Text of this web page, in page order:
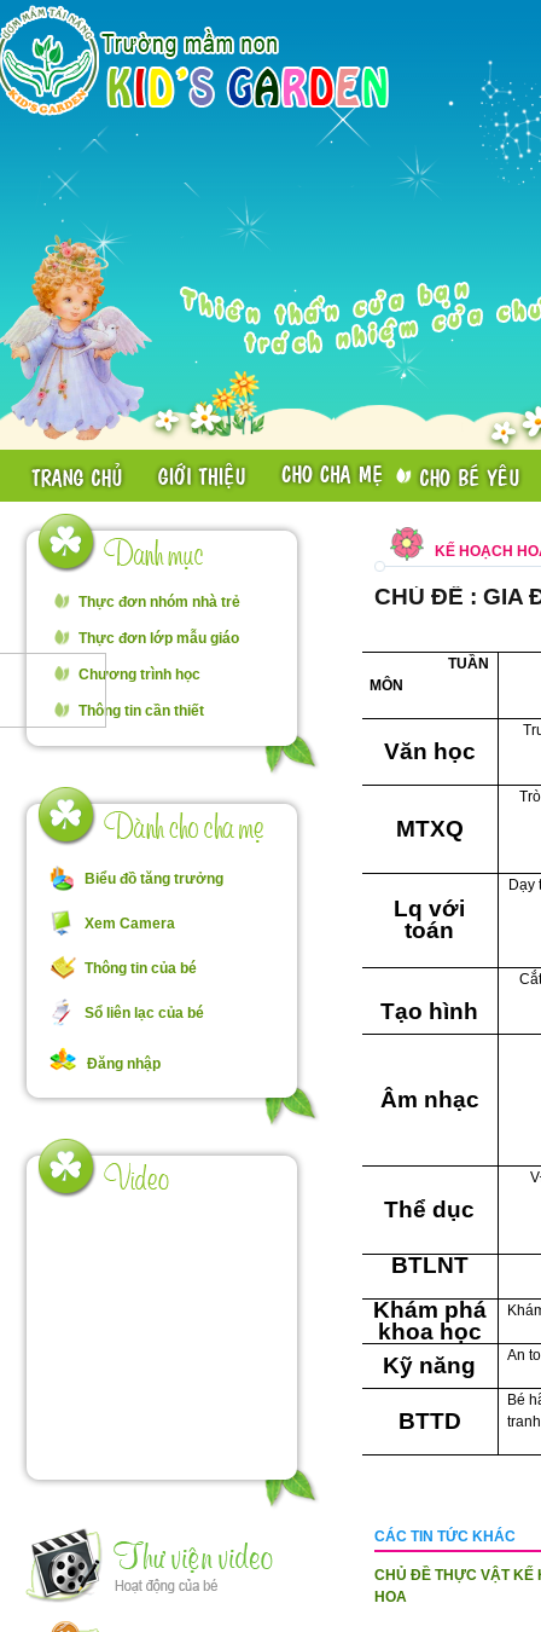
Thực đơn nhóm nhà trẻ
Thực đơn lớp mẫu giáo
Chương trình học
Thông tin cần thiết
Biểu đồ tăng trưởng
Xem Camera
Thông tin của bé
Sổ liên lạc của bé
Đăng nhập
KẾ HOẠCH
CHỦ ĐỀ :
TUẦN
MÔN
Văn học
MTXQ
Lq với
toán
Dạy
Tạo hình
Âm nhạc
Thể dục
BTLNT
Khám phá
khoa học
Kỹ năng An
BTTD
Bé
CÁC TIN TỨC KHÁC
CHỦ ĐỀ THỰC VẬT KẾ
HOA